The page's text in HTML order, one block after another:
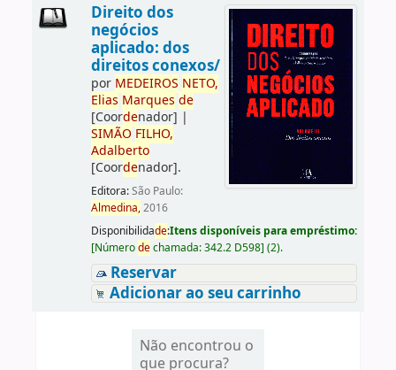
Direito dos
negócios
aplicado: dos
direitos conexos/
por MEDEIROS NETO,
Elias Marques de
[Coordenador] |
SIMÃO FILHO,
Adalberto
[Coordenador].
Editora:São Paulo:
Almedina,2016
Disponibilidade:Itens disponíveis para empréstimo:
[Númerodechamada:342.2 D598] (2).
Reservar
Adicionar ao seu carrinho
Não encontrou o
que procura?